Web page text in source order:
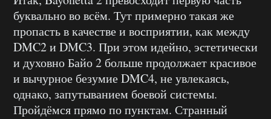
буквально во всём. Тут примерно такая же
пропасть в качестве и восприятии, как между
DMC2 и DMC3. При этом идейно, эстетически
и духовно Байо 2 больше продолжает красивое
и вычурное безумие DMC4, не увлекаясь,
однако, запутыванием боевой системы.
Пройдёмся прямо по пунктам. Странный